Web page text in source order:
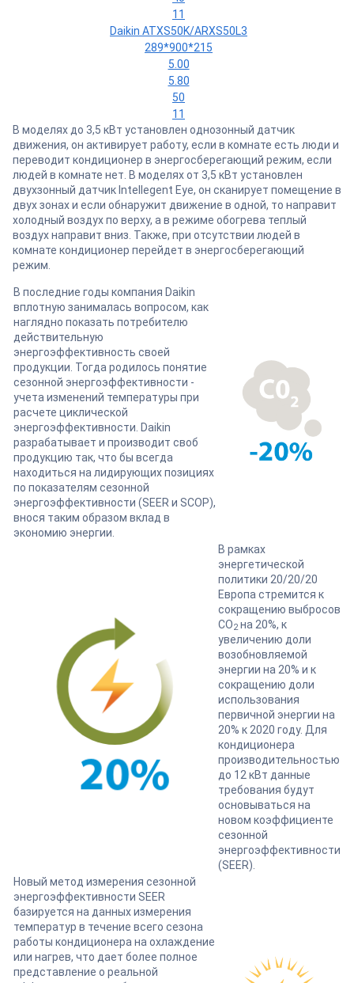
11
Daikin ATXS50K/ARXS50L3
289*900*215
5.00
5.80
50
11
В моделях до 3,5 кВт установлен однозонный датчик
движения, он активирует работу, если в комнате есть люди и
переводит кондиционер в энергосберегающий режим, если
людей в комнате нет. В моделях от 3,5 кВт установлен
двухзонный датчик Intellegent Eye, он сканирует помещение в
двух зонах и если обнаружит движение в одной, то направит
холодный воздух по верху, а в режиме обогрева теплый
воздух направит вниз. Также, при отсутствии людей в
комнате кондиционер перейдет в энергосберегающий
режим.
В последние годы компания Daikin
вплотную занималась вопросом, как
наглядно показать потребителю
действительную
энергоэффективность своей
продукции. Тогда родилось понятие
сезонной энергоэффективности -
учета изменений температуры при
расчете циклической
энергоэффективности. Daikin
разрабатывает и производит своб
продукцию так, что бы всегда
находиться на лидирующих позициях
по показателям сезонной
энергоэффективности (SEER и SCOP),
внося таким образом вклад в
экономию энергии.
В рамках
энергетической
политики 20/20/20
Европа стремится к
сокращению выбросов
CO2на 20%, к
увеличению доли
возобновляемой
энергии на 20% и к
сокращению доли
использования
первичной энергии на
20% к 2020 году. Для
кондиционера
производительностью
до 12 кВт данные
требования будут
основываться на
новом коэффициенте
сезонной
энергоэффективности
(SEER).
Новый метод измерения сезонной
энергоэффективности SEER
базируется на данных измерения
температур в течение всего сезона
работы кондиционера на охлаждение
или нагрев, что дает более полное
представление о реальной